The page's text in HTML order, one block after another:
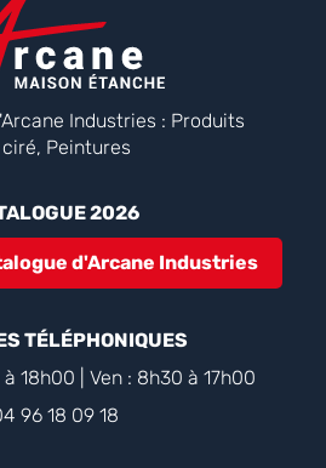
Industries : Produits
Peintures
2026
d'Arcane Industries
TÉLÉPHONIQUES
18h00 | Ven : 8h30 à 17h00
96 18 09 18